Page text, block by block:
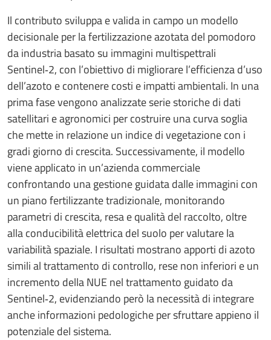
Il contributo sviluppa e valida in campo un modello
decisionale per la fertilizzazione azotata del pomodoro
da industria basato su immagini multispettrali
Sentinel‑2, con l’obiettivo di migliorare l’efficienza d’uso
dell’azoto e contenere costi e impatti ambientali. In una
prima fase vengono analizzate serie storiche di dati
satellitari e agronomici per costruire una curva soglia
che mette in relazione un indice di vegetazione con i
gradi giorno di crescita. Successivamente, il modello
viene applicato in un’azienda commerciale
confrontando una gestione guidata dalle immagini con
un piano fertilizzante tradizionale, monitorando
parametri di crescita, resa e qualità del raccolto, oltre
alla conducibilità elettrica del suolo per valutare la
variabilità spaziale. I risultati mostrano apporti di azoto
simili al trattamento di controllo, rese non inferiori e un
incremento della NUE nel trattamento guidato da
Sentinel‑2, evidenziando però la necessità di integrare
anche informazioni pedologiche per sfruttare appieno il
potenziale del sistema.